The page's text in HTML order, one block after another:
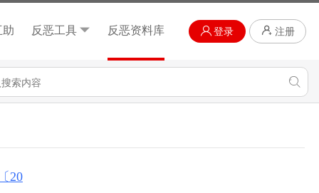
助 反恶工具 反恶资料库 登录 注册
20